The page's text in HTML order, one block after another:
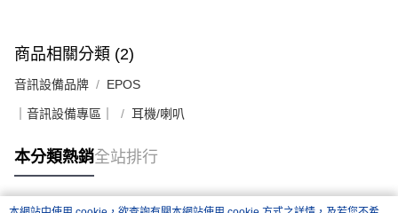
商品相關分類 (2)
音訊設備品牌 EPOS
｜音訊設備專區｜ 耳機/喇叭
本分類熱銷全站排行